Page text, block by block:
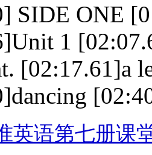
SIDE ONE
1
[02:17.61]a
英语第七册课